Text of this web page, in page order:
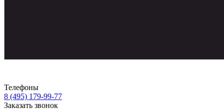
Телефоны
8 (495) 179-99-77
Заказать звонок